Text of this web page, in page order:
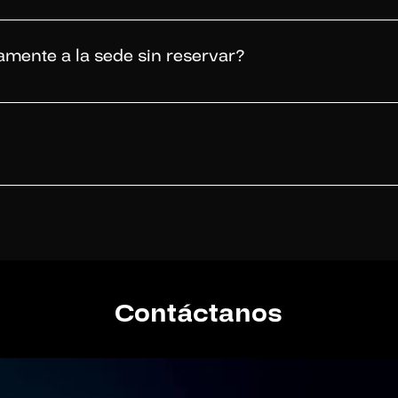
el tejido cerebral para modular su funcionamiento, es
a la sede sin reservar?
es necesario reservar una cita días previos a su evaluación.
una cita previa para su atención. Si deseas sacar una cita
Contáctanos